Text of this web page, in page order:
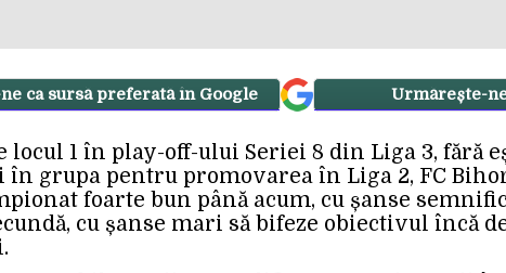
ca sursă preferată în Google Urmărește-
locul 1 în play-off-ului Seriei 8 din Liga 3, fără
în grupa pentru promovarea în Liga 2, FC
foarte bun până acum, cu șanse
cu șanse mari să bifeze obiectivul încă